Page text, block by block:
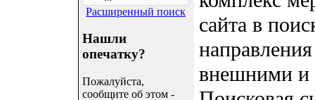
Расширенный поиск
Нашли
опечатку?
Пожалуйста,
сообщите об этом -
сайта в
внешними и